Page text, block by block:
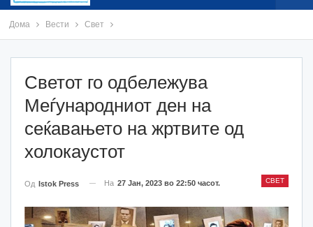
Дома Вести Свет
Светот го одбележува
Меѓународниот ден на
сеќавањето на жртвите од
холокаустот
СВЕТ
Од Istok Press На 27 Јан, 2023 во 22:50 часот.